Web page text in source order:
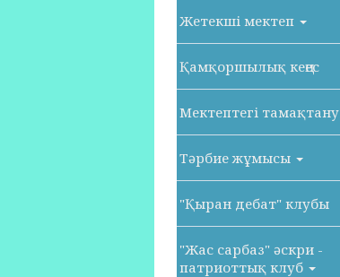
Жетекші мектеп
Қамқоршылық кеңес
Мектептегі тамақтану
Тәрбие жұмысы
"Қыран дебат" клубы
"Жас сарбаз" әскри -
патриоттық клуб